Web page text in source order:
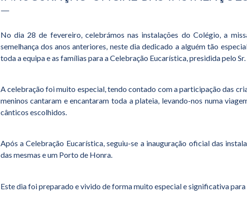
No dia 28 de fevereiro, celebrámos nas instalações do Colégio, a
semelhança dos anos anteriores, neste dia dedicado a alguém tão
toda a equipa e as famílias para a Celebração Eucarística, presidida pelo Sr.
A celebração foi muito especial, tendo contado com a participação das
meninos cantaram e encantaram toda a plateia, levando-nos numa
cânticos escolhidos.
Após a Celebração Eucarística, seguiu-se a inauguração oficial das
das mesmas e um Porto de Honra.
Este dia foi preparado e vivido de forma muito especial e significativa